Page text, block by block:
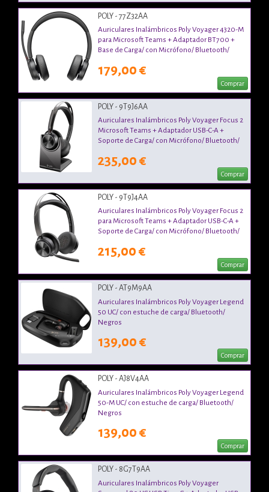
POLY - 77Z32AA
Auriculares Inalámbricos Poly Voyager 4320-M
para Microsoft Teams + Adaptador BT700 +
Base de Carga/ con Micrófono/ Bluetooth/
179,00 €
Comprar
POLY - 9T9J6AA
Auriculares Inalámbricos Poly Voyager Focus 2
Microsoft Teams + Adaptador USB-C-A +
Soporte de Carga/ con Micrófono/ Bluetooth/
235,00 €
Comprar
POLY - 9T9J4AA
Auriculares Inalámbricos Poly Voyager Focus 2
para Microsoft Teams + Adaptador USB-C-A +
Soporte de Carga/ con Micrófono/ Bluetooth/
215,00 €
Comprar
POLY - AT9M9AA
Auriculares Inalámbricos Poly Voyager Legend
50 UC/ con estuche de carga/ Bluetooth/
Negros
139,00 €
Comprar
POLY - AJ8V4AA
Auriculares Inalámbricos Poly Voyager Legend
50-M UC/ con estuche de carga/ Bluetooth/
Negros
139,00 €
Comprar
POLY - 8G7T9AA
Auriculares Inalámbricos Poly Voyager